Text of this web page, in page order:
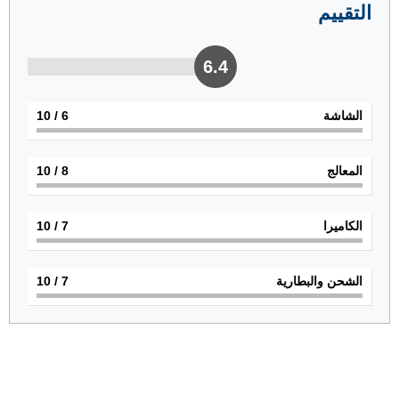
التقييم
6.4
الشاشة 6
/ 10
المعالج 8
/ 10
الكاميرا 7
/ 10
الشحن والبطارية 7
/ 10